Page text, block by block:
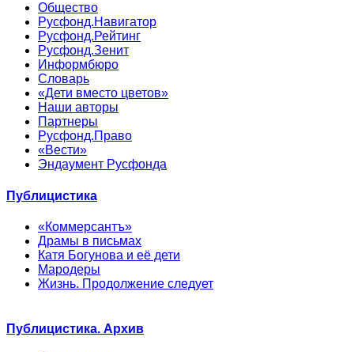
Общество
Русфонд.Навигатор
Русфонд.Рейтинг
Русфонд.Зенит
Информбюро
Словарь
«Дети вместо цветов»
Наши авторы
Партнеры
Русфонд.Право
«Вести»
Эндаумент Русфонда
Публицистика
«Коммерсантъ»
Драмы в письмах
Катя Богунова и её дети
Мародеры
Жизнь. Продолжение следует
Публицистика. Архив